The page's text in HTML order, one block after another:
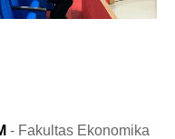
- Fakultas Ekonomika